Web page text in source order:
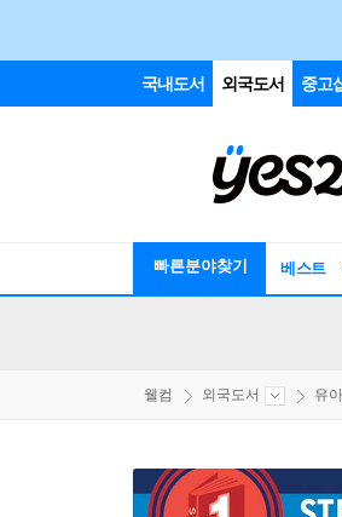
국내도서 외국도서 중고
빠른분야찾기 베스트
웰컴 외국도서 유